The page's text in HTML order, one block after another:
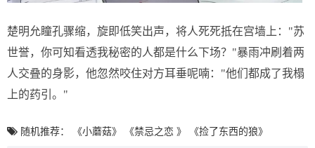
楚明允瞳孔骤缩，旋即低笑出声，将人死死抵在宫墙上："苏
世誉，你可知看透我秘密的人都是什么下场？"暴雨冲刷着两
人交叠的身影，他忽然咬住对方耳垂呢喃："他们都成了我榻
上的药引。"
随机推荐： 《小蘑菇》 《禁忌之恋 》 《捡了东西的狼》